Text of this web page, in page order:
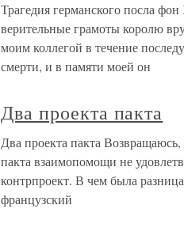
Трагедия германского посла
верительные грамоты королю
моим коллегой в течение
смерти, и в памяти моей он
Два проекта пакта
Два проекта пакта
пакта взаимопомощи не
контрпроект. В чем была
французский